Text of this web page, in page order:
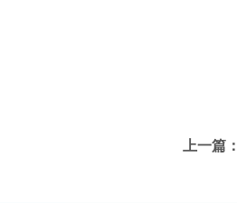
上一篇：